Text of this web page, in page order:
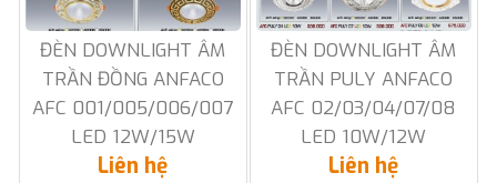
ĐÈN DOWNLIGHT ÂM
TRẦN ĐỒNG ANFACO
AFC 001/005/006/007
LED 12W/15W
Liên hệ
ĐÈN DOWNLIGHT ÂM
TRẦN PULY ANFACO
AFC 02/03/04/07/08
LED 10W/12W
Liên hệ